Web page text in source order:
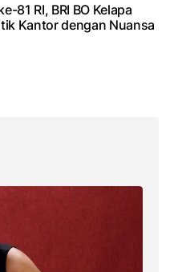
81 RI, BRI BO Kelapa
Kantor dengan Nuansa